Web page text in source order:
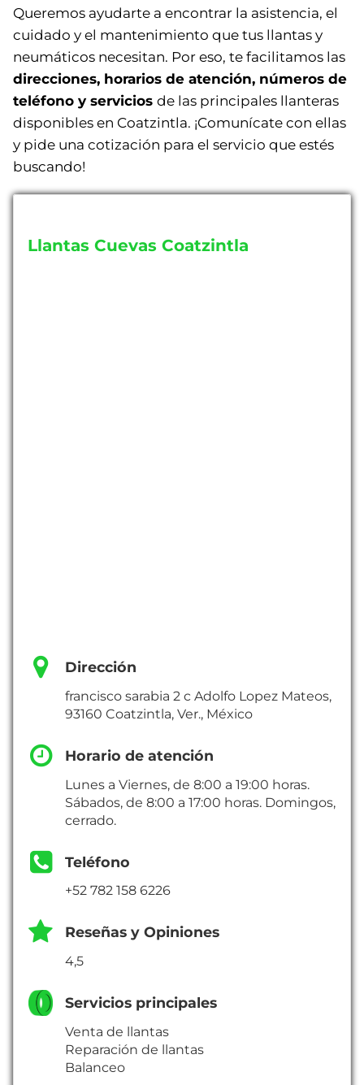
Queremos ayudarte a encontrar la asistencia, el
cuidado y el mantenimiento que tus llantas y
neumáticos necesitan. Por eso, te facilitamos las
direcciones, horarios de atención, números de
teléfono y servicios de las principales llanteras
disponibles en Coatzintla. ¡Comunícate con ellas
y pide una cotización para el servicio que estés
buscando!
Llantas Cuevas Coatzintla
Dirección
francisco sarabia 2 c Adolfo Lopez Mateos,
93160 Coatzintla, Ver., México
Horario de atención
Lunes a Viernes, de 8:00 a 19:00 horas.
Sábados, de 8:00 a 17:00 horas. Domingos,
cerrado.
Teléfono
+52 782 158 6226
Reseñas y Opiniones
4,5
Servicios principales
Venta de llantas
Reparación de llantas
Balanceo